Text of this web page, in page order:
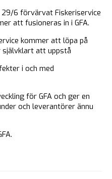
6 förvärvat Fiskeriservice
att fusioneras in i GFA.
kommer att löpa på
självklart att uppstå
i och med
för GFA och ger en
och leverantörer ännu